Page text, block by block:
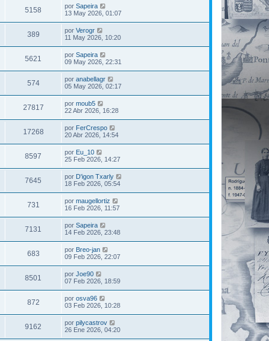
5158 por Sapeira
13 May 2026, 01:07
389 por Verogr
11 May 2026, 10:20
5621 por Sapeira
09 May 2026, 22:31
574 por anabellagr
05 May 2026, 02:17
27817 por moub5
22 Abr 2026, 16:28
17268 por FerCrespo
20 Abr 2026, 14:54
8597 por Eu_10
25 Feb 2026, 14:27
7645 por D'igon Txarly
18 Feb 2026, 05:54
731 por maugellortiz
16 Feb 2026, 11:57
7131 por Sapeira
14 Feb 2026, 23:48
683 por Breo-jan
09 Feb 2026, 22:07
8501 por Joe90
07 Feb 2026, 18:59
872 por osva96
03 Feb 2026, 10:28
9162 por pilycastrov
26 Ene 2026, 04:20